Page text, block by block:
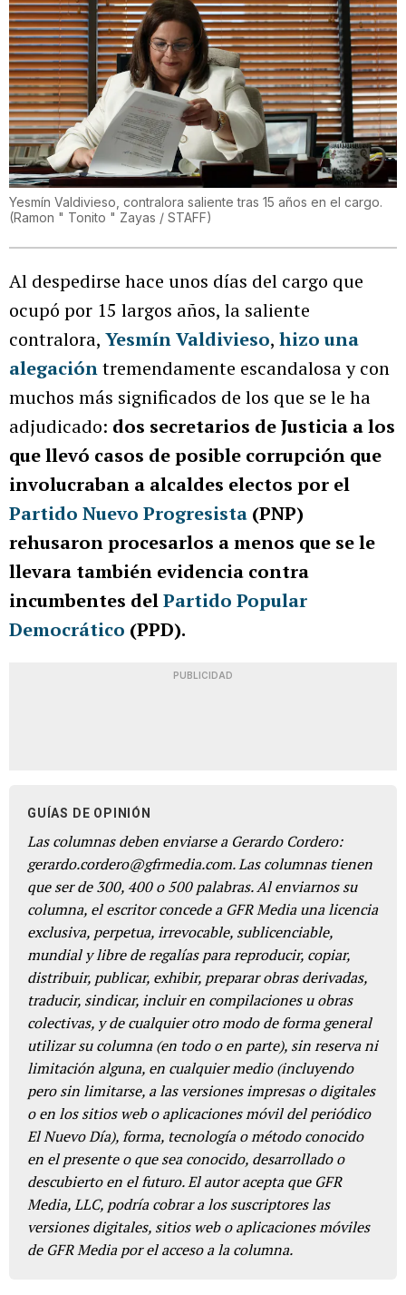
Yesmín Valdivieso, contralora saliente tras 15 años en el cargo.
(Ramon " Tonito " Zayas / STAFF)
Al despedirse hace unos días del cargo que
ocupó por 15 largos años, la saliente
contralora, Yesmín Valdivieso, hizo una
alegacióntremendamente escandalosa y con
muchos más significados de los que se le ha
adjudicado: dos secretarios de Justicia a los
que llevó casos de posible corrupción que
involucraban a alcaldes electos por el
Partido Nuevo Progresista (PNP)
rehusaron procesarlos a menos que se le
llevara también evidencia contra
incumbentes delPartido Popular
Democrático (PPD).
PUBLICIDAD
GUÍAS DE OPINIÓN
Las columnas deben enviarse a Gerardo Cordero:
gerardo.cordero@gfrmedia.com. Las columnas tienen
que ser de 300, 400 o 500 palabras. Al enviarnos su
columna, el escritor concede a GFR Media una licencia
exclusiva, perpetua, irrevocable, sublicenciable,
mundial y libre de regalías para reproducir, copiar,
distribuir, publicar, exhibir, preparar obras derivadas,
traducir, sindicar, incluir en compilaciones u obras
colectivas, y de cualquier otro modo de forma general
utilizar su columna (en todo o en parte), sin reserva ni
limitación alguna, en cualquier medio (incluyendo
pero sin limitarse, a las versiones impresas o digitales
o en los sitios web o aplicaciones móvil del periódico
El Nuevo Día), forma, tecnología o método conocido
en el presente o que sea conocido, desarrollado o
descubierto en el futuro. El autor acepta que GFR
Media, LLC, podría cobrar a los suscriptores las
versiones digitales, sitios web o aplicaciones móviles
de GFR Media por el acceso a la columna.